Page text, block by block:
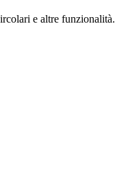
e altre funzionalità.